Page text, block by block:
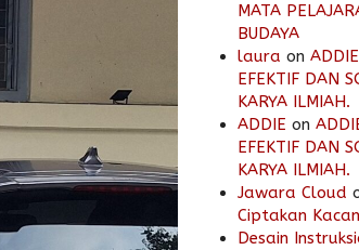
MATA
BUDAYA
laura on
EFEKTIF DAN
KARYA ILMIAH.
ADDIE on
EFEKTIF DAN
KARYA ILMIAH.
Jawara Cloud
Ciptakan
Desain